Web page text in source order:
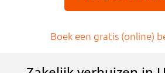
Boek een gratis (online)